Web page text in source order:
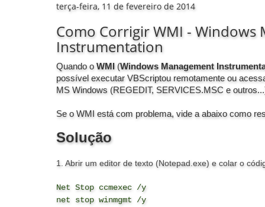
terça-feira, 11 de fevereiro de 2014
Como Corrigir WMI - Windows
Instrumentation
Quando o WMI (Windows Management
possível executar VBScriptou remotamente ou
MS Windows (REGEDIT, SERVICES.MSC e
Se o WMI está com problema, vide aabaixo como
Solução
1. Abrir um editor de texto (Notepad.exe) e colar o
Net Stop ccmexec /y
net stop winmgmt /y